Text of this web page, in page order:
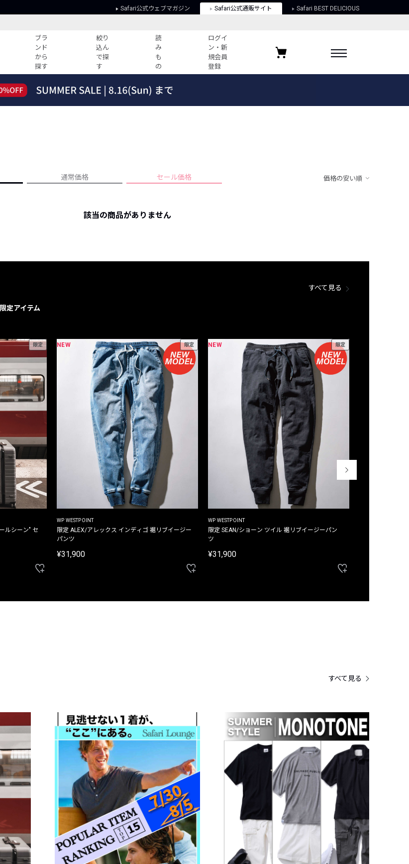
Safari公式ウェブマガジン Safari公式通販サイト Safari BEST DELICIOUS
ブラ
ンド
から
探す
絞り
込ん
で探
す
読
み
も
の
ログイ
ン・新
規会員
登録
すべての記事
人気記事ランキング
フォーカスブランド
プライバシーポリシー
お気に入りブランド
通常価格 セール価格 価格の安い順
該当の商品がありません
定アイテム
すべて見る
限定
ルシーン" セ
NEW 限定
WP WESTPOINT
限定 ALEX/アレックス インディゴ 裾リブイージー
パンツ
¥31,900
NEW 限定
WP WESTPOINT
限定 SEAN/ショーン ツイル 裾リブイージーパン
ツ
¥31,900
すべて見る